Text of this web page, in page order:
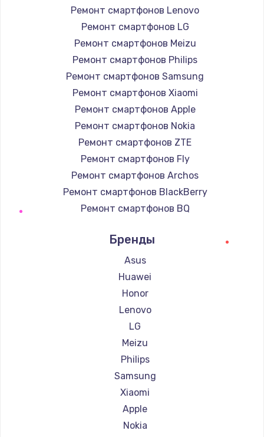
Ремонт смартфонов Lenovo
Ремонт смартфонов LG
Ремонт смартфонов Meizu
Ремонт смартфонов Philips
Ремонт смартфонов Samsung
Ремонт смартфонов Xiaomi
Ремонт смартфонов Apple
Ремонт смартфонов Nokia
Ремонт смартфонов ZTE
Ремонт смартфонов Fly
Ремонт смартфонов Archos
Ремонт смартфонов BlackBerry
Ремонт смартфонов BQ
Ремонт смартфонов Digma
Ремонт смартфонов Ginzzu
Ремонт смартфонов Highscreen
Ремонт смартфонов Irbis
Ремонт смартфонов Kyocera
Ремонт смартфонов LeEco
Ремонт смартфонов OnePlus
Ремонт смартфонов teXet
Ремонт смартфонов Motorola
Ремонт смартфонов Prestigio
Ремонт смартфонов Vertex
Ремонт смартфонов Microsoft
Бренды
Asus
Huawei
Honor
Lenovo
LG
Meizu
Philips
Samsung
Xiaomi
Apple
Nokia